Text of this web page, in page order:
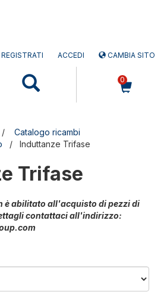
REGISTRATI ACCEDI CAMBIA SITO
0
Catalogo ricambi
Induttanze Trifase
Trifase
è abilitato all'acquisto di pezzi di
contattaci all'indirizzo: